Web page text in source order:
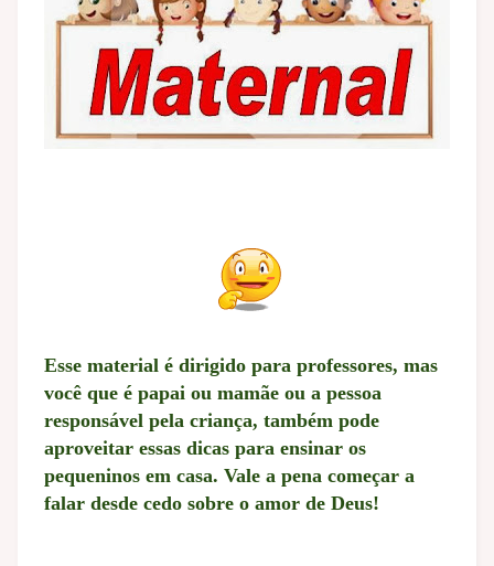
Esse material é dirigido para professores, mas
você que é papai ou mamãe ou a pessoa
responsável pela criança, também pode
aproveitar essas dicas para ensinar os
pequeninos em casa. Vale a pena começar a
falar desde cedo sobre o amor de Deus!